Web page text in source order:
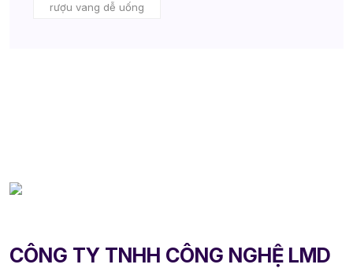
rượu vang dễ uống
CÔNG TY TNHH CÔNG NGHỆ LMD